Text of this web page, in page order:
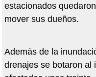
estacionados
mover sus dueños.
Además de la
drenajes se botaron al